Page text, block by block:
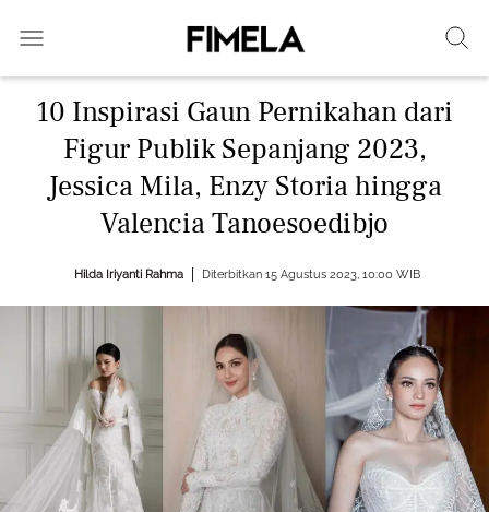
10 Inspirasi Gaun Pernikahan dari
Figur Publik Sepanjang 2023,
Jessica Mila, Enzy Storia hingga
Valencia Tanoesoedibjo
Hilda Iriyanti Rahma Diterbitkan 15 Agustus 2023, 10:00 WIB